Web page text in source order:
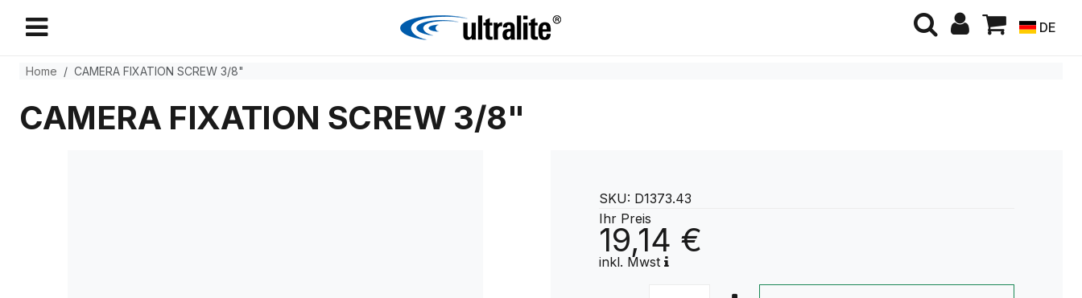
DE
Home CAMERA FIXATION SCREW 3/8"
CAMERA FIXATION SCREW 3/8"
SKU: D1373.43
Ihr Preis
19,14 €
inkl. Mwst